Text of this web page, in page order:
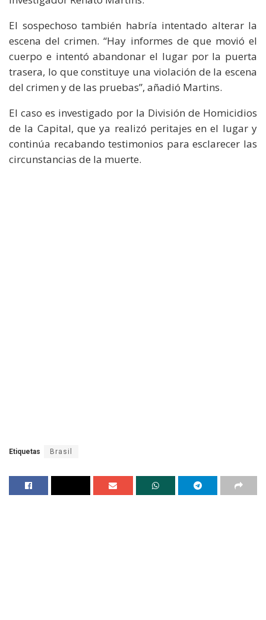
El sospechoso también habría intentado alterar la
escena del crimen. “Hay informes de que movió el
cuerpo e intentó abandonar el lugar por la puerta
trasera, lo que constituye una violación de la escena
del crimen y de las pruebas”, añadió Martins.
El caso es investigado por la División de Homicidios
de la Capital, que ya realizó peritajes en el lugar y
continúa recabando testimonios para esclarecer las
circunstancias de la muerte.
Etiquetas Brasil